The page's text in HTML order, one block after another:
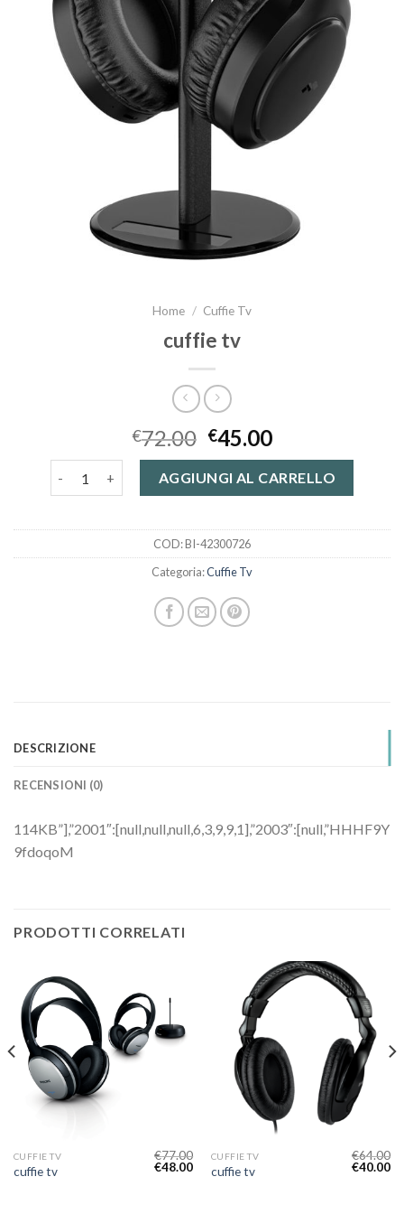
Home / Cuffie Tv
cuffie tv
€72.00 €45.00
AGGIUNGI AL CARRELLO
COD:BI-42300726
Categoria:Cuffie Tv
DESCRIZIONE
RECENSIONI (0)
114KB”],”2001″:[null,null,null,6,3,9,9,1],”2003″:[null,”HHHF9Y
9fdoqoM
PRODOTTI CORRELATI
CUFFIE TV
cuffie tv
€77.00
€48.00
CUFFIE TV
cuffie tv
€64.00
€40.00